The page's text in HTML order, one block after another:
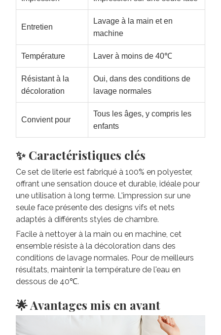
Entretien
Lavage à la main et en
machine
Température Laver à moins de 40℃
Résistant à la
décoloration
Oui, dans des conditions de
lavage normales
Convient pour
Tous les âges, y compris les
enfants
✨ Caractéristiques clés
Ce set de literie est fabriqué à 100% en polyester,
offrant une sensation douce et durable, idéale pour
une utilisation à long terme. L'impression sur une
seule face présente des designs vifs et nets
adaptés à différents styles de chambre.
Facile à nettoyer à la main ou en machine, cet
ensemble résiste à la décoloration dans des
conditions de lavage normales. Pour de meilleurs
résultats, maintenir la température de l'eau en
dessous de 40℃.
🌟 Avantages mis en avant